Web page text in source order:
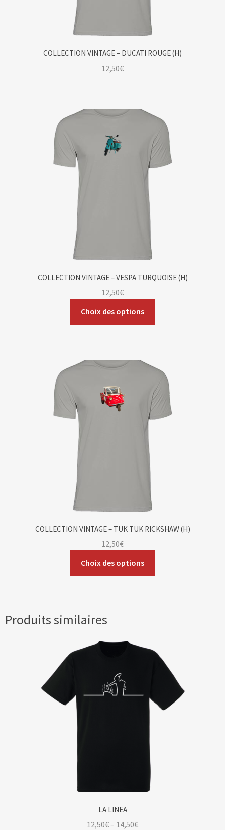
COLLECTION VINTAGE – DUCATI ROUGE (H)
12,50€
COLLECTION VINTAGE – VESPA TURQUOISE (H)
12,50€
Choix des options
COLLECTION VINTAGE – TUK TUK RICKSHAW (H)
12,50€
Choix des options
Produits similaires
LA LINEA
12,50€– 14,50€